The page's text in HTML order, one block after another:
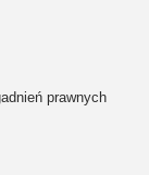
prawnych